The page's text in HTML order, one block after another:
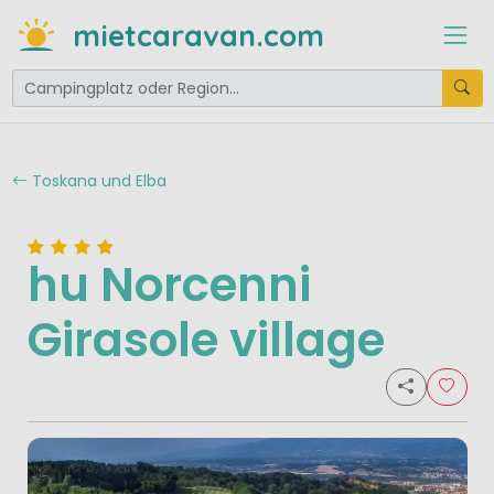
mietcaravan.com
Toskana und Elba
hu Norcenni
Girasole village